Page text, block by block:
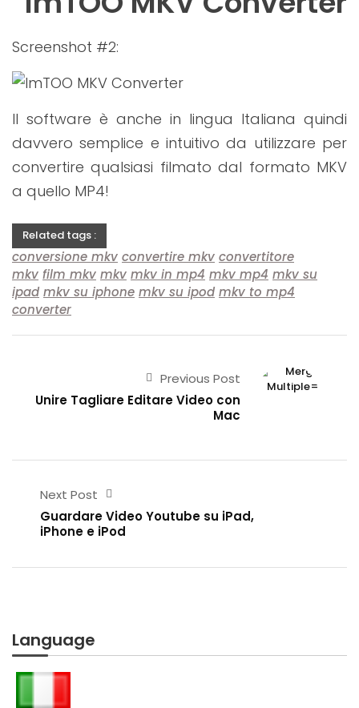
Screenshot #2:
Il software è anche in lingua Italiana quindi
davvero semplice e intuitivo da utilizzare per
convertire qualsiasi filmato dal formato MKV
a quello MP4!
Related tags :
conversione mkv convertire mkv convertitore
mkv film mkv mkv mkv in mp4 mkv mp4 mkv su
ipad mkv su iphone mkv su ipod mkv to mp4
converter
Previous Post
Unire Tagliare Editare Video con
Mac
Next Post
Guardare Video Youtube su iPad,
iPhone e iPod
Language